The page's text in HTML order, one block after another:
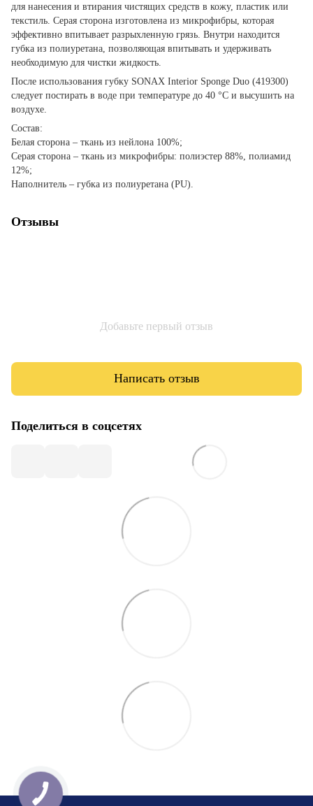
для нанесения и втирания чистящих средств в кожу, пластик или
текстиль. Серая сторона изготовлена из микрофибры, которая
эффективно впитывает разрыхленную грязь. Внутри находится
губка из полиуретана, позволяющая впитывать и удерживать
необходимую для чистки жидкость.
После использования губку SONAX Interior Sponge Duo (419300)
следует постирать в воде при температуре до 40 °С и высушить на
воздухе.
Состав:
Белая сторона – ткань из нейлона 100%;
Серая сторона – ткань из микрофибры: полиэстер 88%, полиамид
12%;
Наполнитель – губка из полиуретана (PU).
Отзывы
Добавьте первый отзыв
Написать отзыв
Поделиться в соцсетях